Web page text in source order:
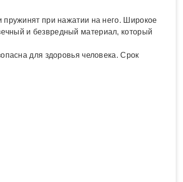
пружинят при нажатии на него. Широкое
и безвредный материал, который
для здоровья человека. Срок